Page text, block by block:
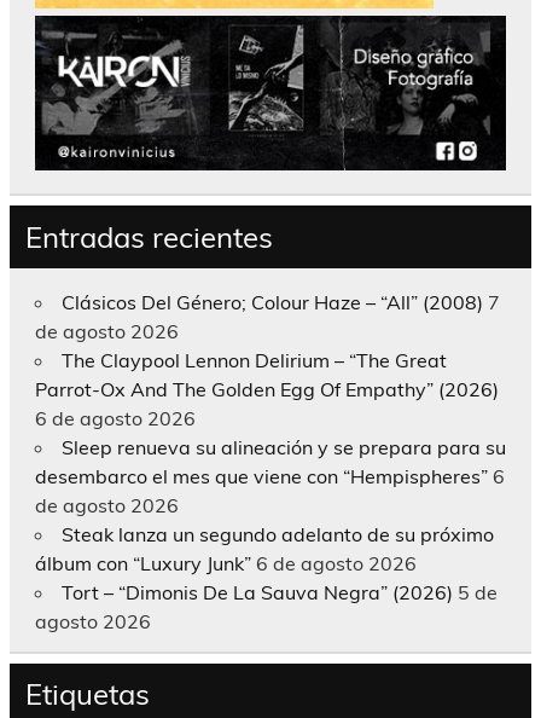
Entradas recientes
Clásicos Del Género; Colour Haze – “All” (2008) 7
de agosto 2026
The Claypool Lennon Delirium – “The Great
Parrot-Ox And The Golden Egg Of Empathy” (2026)
6 de agosto 2026
Sleep renueva su alineación y se prepara para su
desembarco el mes que viene con “Hempispheres” 6
de agosto 2026
Steak lanza un segundo adelanto de su próximo
álbum con “Luxury Junk” 6 de agosto 2026
Tort – “Dimonis De La Sauva Negra” (2026) 5 de
agosto 2026
Etiquetas